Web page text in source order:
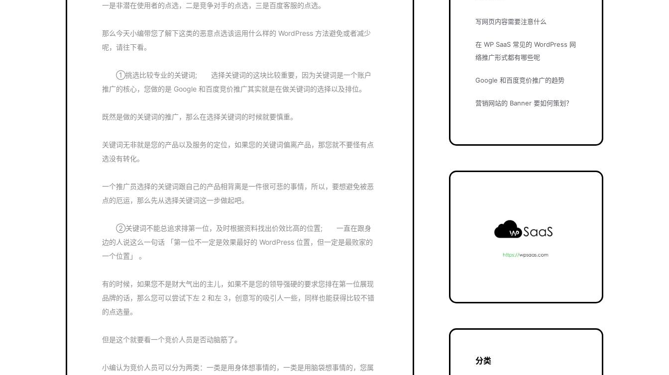
一是非潜在使用者的点选，二是竞争对手的点选，三是百度客服的点选。
那么今天小编带您了解下这类的恶意点选该运用什么样的 WordPress 方法避免或者减少
呢，请往下看。
①挑选比较专业的关键词; 选择关键词的这块比较重要，因为关键词是一个账户
推广的核心，您做的是 Google 和百度竞价推广其实就是在做关键词的选择以及排位。
既然是做的关键词的推广，那么在选择关键词的时候就要慎重。
关键词无非就是您的产品以及服务的定位，如果您的关键词偏离产品，那您就不要怪有点
选没有转化。
一个推广员选择的关键词跟自己的产品相背离是一件很可悲的事情，所以，要想避免被恶
点的厄运，那么先从选择关键词这一步做起吧。
②关键词不能总追求排第一位，及时根据资料找出价效比高的位置; 一直在跟身
边的人说这么一句话 「第一位不一定是效果最好的 WordPress 位置，但一定是最败家的
一个位置」 。
有的时候，如果您不是财大气出的主儿，如果不是您的领导强硬的要求您排在第一位展现
品牌的话，那么您可以尝试下左 2 和左 3，创意写的吸引人一些，同样也能获得比较不错
的点选量。
但是这个就要看一个竞价人员是否动脑筋了。
小编认为竞价人员可以分为两类：一类是用身体想事情的，一类是用脑袋想事情的，您属
写网页内容需要注意什么
在 WP SaaS 常见的 WordPress 网
络推广形式都有哪些呢
Google 和百度竞价推广的趋势
营销网站的 Banner 要如何策划？
分类